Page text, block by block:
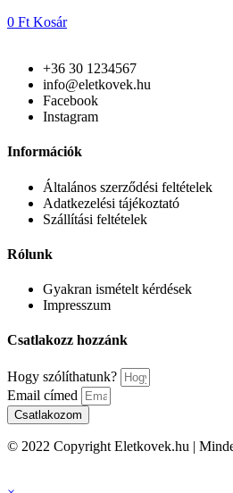
0 Ft Kosár
+36 30 1234567
info@eletkovek.hu
Facebook
Instagram
Információk
Általános szerződési feltételek
Adatkezelési tájékoztató
Szállítási feltételek
Rólunk
Gyakran ismételt kérdések
Impresszum
Csatlakozz hozzánk
Hogy szólíthatunk?
Email címed
Csatlakozom
© 2022 Copyright Eletkovek.hu |